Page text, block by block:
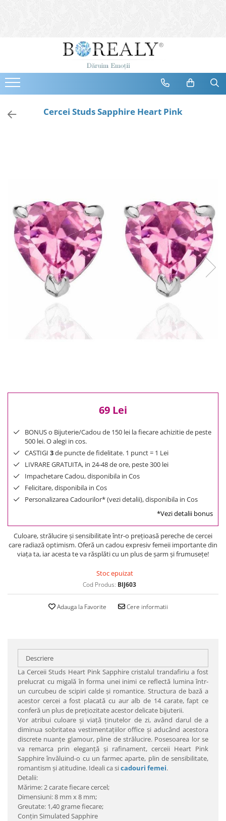
Bijuterii
Cercei
Bratari
Coliere
Bijuterii Mirese
Selectii
Reduceri
Cele mai noi
Cele mai vandute
Cele mai votate
0 Lei - 100 Lei
100 Lei - 200 Lei
200 Lei - 300 Lei
Cercei Studs Sapphire Heart Pink
69 Lei
BONUS o Bijuterie/Cadou de 150 lei la fiecare achizitie de peste
500 lei. O alegi in cos.
CASTIGI 3de puncte de fidelitate. 1 punct = 1 Lei
LIVRARE GRATUITA, in 24-48 de ore, peste 300 lei
Impachetare Cadou, disponibila in Cos
Felicitare, disponibila in Cos
Personalizarea Cadourilor* (vezi detalii), disponibila in Cos
*Vezi detalii bonus
Culoare, strălucire şi sensibilitate într-o preţioasă pereche de cercei
care radiază optimism. Oferă un cadou expresiv femeii importante din
viaţa ta, iar acesta te va răsplăti cu un plus de şarm şi frumuseţe!
Stoc epuizat
Cod Produs: BIJ603
Adauga la Favorite Cere informatii
Descriere
La Cerceii Studs Heart Pink Sapphire cristalul trandafiriu a fost
prelucrat cu migală în forma unei inimi ce reflectă lumina într-
un curcubeu de scipiri calde şi romantice. Structura de bază a
acestor cercei a fost placată cu aur alb de 14 carate, fapt ce
conferă un plus de preţiozitate acestor delicate bijuterii.
Vor atribui culoare şi viaţă ţinutelor de zi, având darul de a
diminua sobritatea vestimentaţiilor office şi aducând acestora
discrete nuanţe glamour, pline de strălucire. Posesoarea lor se
va remarca prin eleganţă şi rafinament, cerceii Heart Pink
Sapphire învăluind-o cu un farmec aparte, plin de sensibilitate,
romantism şi atitudine. Ideali ca sicadouri femei.
Detalii:
Mărime: 2 carate fiecare cercel;
Dimensiuni: 8 mm x 8 mm;
Greutate: 1,40 grame fiecare;
Conţin Simulated Sapphire